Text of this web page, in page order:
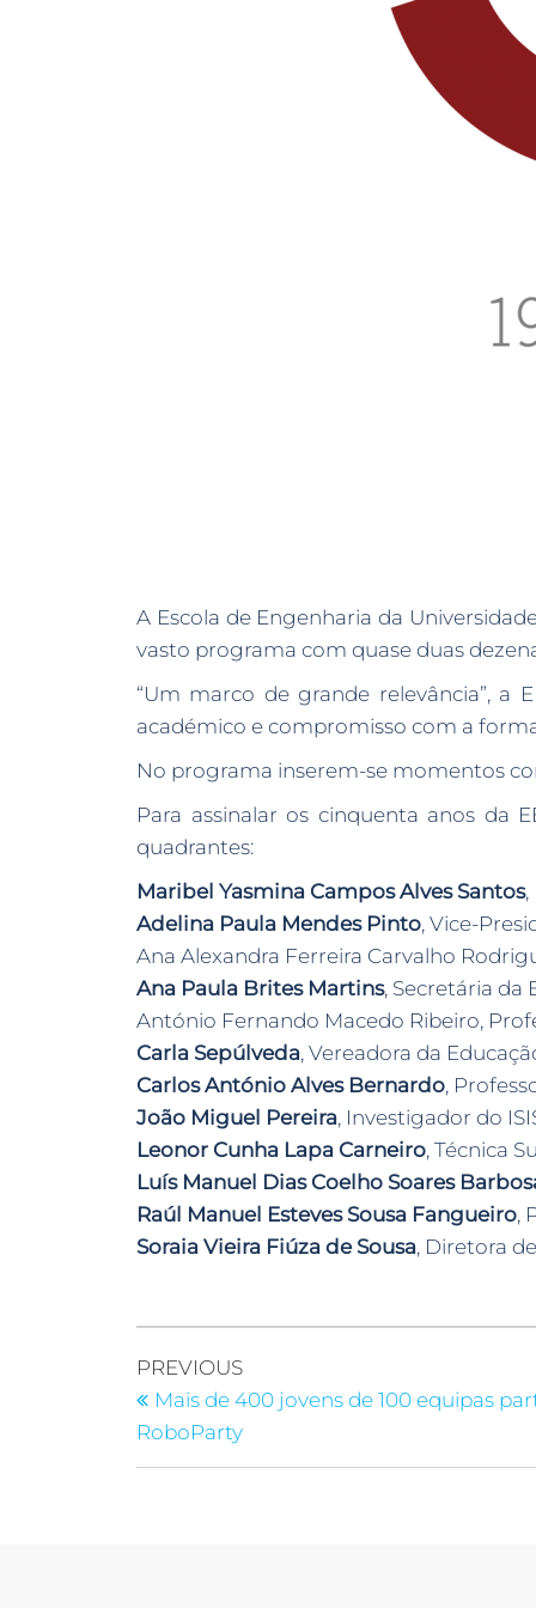
A Escola de Engenharia da
vasto programa com quase duas
“Um marco de grande relevância”, a
académico e compromisso com a
No programa inserem-se momentos
Para assinalar os cinquenta anos da
quadrantes:
Maribel Yasmina Campos Alves Santos,
Adelina Paula Mendes Pinto, Vice-
Ana Alexandra Ferreira Carvalho
Ana Paula Brites Martins, Secretária da
António Fernando Macedo Ribeiro,
Carla Sepúlveda, Vereadora da
Carlos António Alves Bernardo,
João Miguel Pereira, Investigador do
Leonor Cunha Lapa Carneiro, Técnica
Luís Manuel Dias Coelho Soares
Raúl Manuel Esteves Sousa Fangueiro,
Soraia Vieira Fiúza de Sousa, Diretora
PREVIOUS
Mais de 400 jovens de 100 equipas
RoboParty